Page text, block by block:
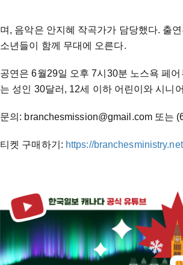
며, 음악은 안지혜 작곡가가 담당했다. 출
소년들이 함께 무대에 오른다.
공연은 6월29일 오후 7시30분 노스욕 페
는 성인 30달러, 12세 이하 어린이와 시니
문의: branchesmission@gmail.com 또는
티켓 구매하기: https://